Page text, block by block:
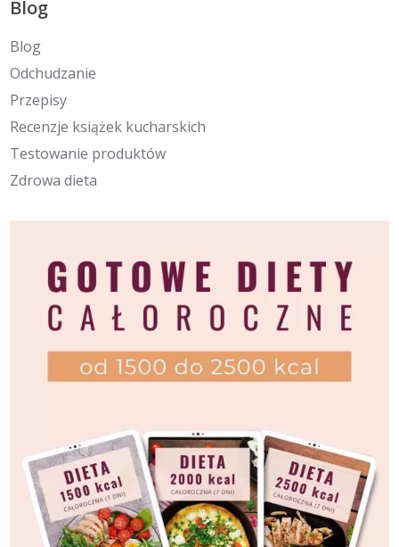
Blog
Blog
Odchudzanie
Przepisy
Recenzje książek kucharskich
Testowanie produktów
Zdrowa dieta